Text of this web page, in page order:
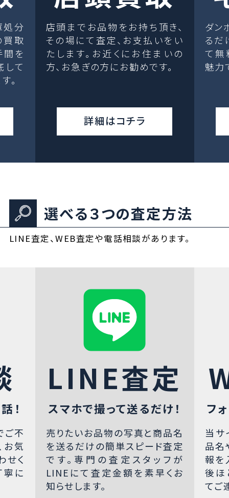
処分
取
間を
して
。
店頭までお品物をお持ち頂き、
その場にて査定、お支払いをい
たします。お近くにお住まいの
方、お急ぎの方にお勧めです。
詳細はコチラ
ダン
るだ
て無
魅力
選べる３つの査定方法
LINE査定、WEB査定や電話相談があります。
！
ご不
お気
せく
寧に
LINE査定
スマホで撮って送るだけ！
売りたいお品物の写真と商品名
を送るだけの簡単スピード査定
です。専門の査定スタッフが
LINEにて査定金額を素早くお
知らせします。
フ
当サ
品名
報を
後ほ
てご